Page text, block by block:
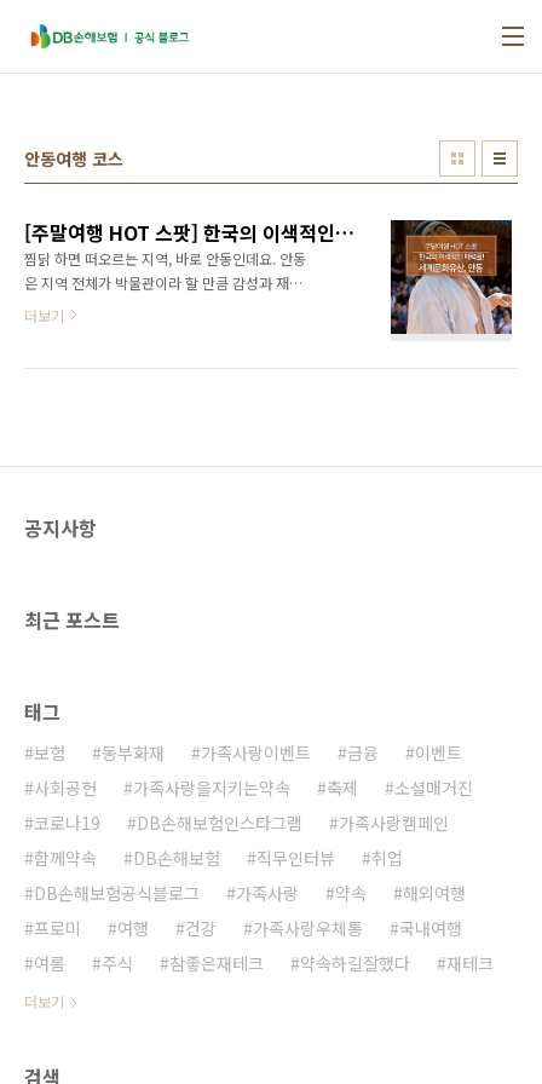
안동여행 코스
[주말여행 HOT 스팟] 한국의 이색적인 매력을! 세계문화유산, 안동
찜닭 하면 떠오르는 지역, 바로 안동인데요. 안동
은 지역 전체가 박물관이라 할 만큼 감성과 재미
를 동시에 느낄 수 있는 장소이기도 합니다. 꼭
가지고 있습니다. 또한 이곳은 류성룡의 회고 기
더보기
공지사항
최근 포스트
태그
보험 동부화재 가족사랑이벤트 금융
이벤트
사회공헌
가족사랑을지키는약속 축제
소셜매거진
코로나19
DB손해보험인스타그램
가족사랑캠페인
함께약속
DB손해보험 직무인터뷰
취업
DB손해보험공식블로그
가족사랑 약속
해외여행
프로미
여행 건강 가족사랑우체통
국내여행
여름
주식 참좋은재테크 약속하길잘했다 재테크
더보기
검색